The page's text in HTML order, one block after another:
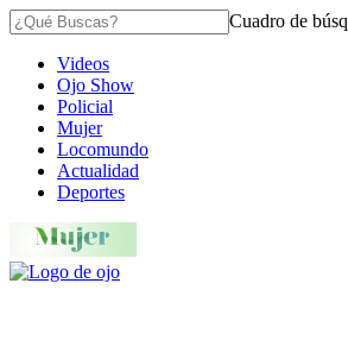
Cuadro de
Videos
Ojo Show
Policial
Mujer
Locomundo
Actualidad
Deportes